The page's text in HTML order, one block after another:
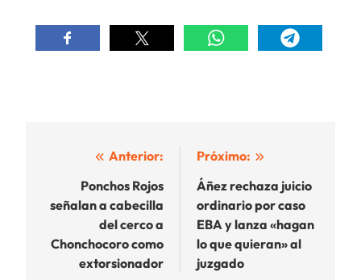
Navegación
entradas
Anterior:
Ponchos Rojos
señalan a cabecilla
del cerco a
Chonchocoro como
extorsionador
Próximo:
Áñez rechaza juicio
ordinario por caso
EBA y lanza «hagan
lo que quieran» al
juzgado